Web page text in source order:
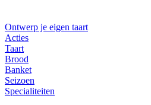
Ontwerp je eigen taart
Acties
Taart
Brood
Banket
Seizoen
Specialiteiten